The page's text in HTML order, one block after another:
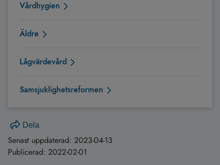
Vårdhygien
Äldre
Lågvärdevård
Samsjuklighetsreformen
Dela
Senast uppdaterad: 2023-04-13
Publicerad: 2022-02-01